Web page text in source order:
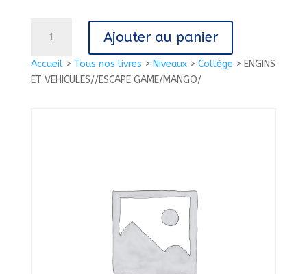
Accueil> Tous nos livres > Niveaux> Collège > ENGINS
ET VEHICULES//ESCAPE GAME/MANGO/
ENGINS
ET
Ajouter au panier